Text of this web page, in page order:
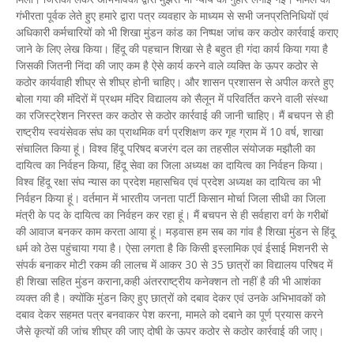
गंभीरता पूर्वक लेते हुए हमारे द्वारा पत्र व्यवहार के माध्यम से सभी जनप्रतिनिधियों एवं
अधिकारी कर्मचारियों को भी शिखा मुंडन कांड का निष्पक्ष जांच कर कठोर कार्रवाई कराए
जाने के लिए लेख किया। हिंदू की पहचान शिखा से है बहुत ही गंदा कार्य किया गया है
जिसकी जितनी निंदा की जाए कम है ऐसे कार्य करने वाले व्यक्ति के ऊपर कठोर से
कठोर कार्यवाही शीघ्र से शीघ्र होनी चाहिए। और शासन प्रशासन से अपील करते हुए
बोला गया की मंदिरों में प्रथम मंदिर विद्यालय को सैलून में परिवर्तित करने वाली संस्था
का रजिस्ट्रेशन निरस्त कर कठोर से कठोर कार्रवाई की जानी चाहिए। मैं बचपन से ही
राष्ट्रीय स्वयंसेवक संघ का प्राथमिक वर्ग प्रशिक्षण कर गृह ग्राम में 10 वर्ष, शाखा
संचालित किया हूं। विश्व हिंदू परिषद बजरंग दल का तहसील संयोजक मझौली का
दायित्व का निर्वहन किया, हिंदू सेवा का जिला अध्यक्ष का दायित्व का निर्वहन किया।
विश्व हिंदू रक्षा संघ न्यास का प्रदेश महासचिव एवं प्रदेश अध्यक्ष का दायित्व का भी
निर्वहन किया हूं। वर्तमान में भारतीय जनता पार्टी किसान मोर्चा जिला सीधी का जिला
मंत्री के पद के दायित्व का निर्वहन कर रहा हूं। मैं बचपन से ही सर्वहारा वर्ग के गरीबों
की आवाज बनकर काम करता आया हूं। मड़वास हम सब का गांव है शिखा मुंडन से हिंदू
धर्म को ठेस पहुंचाया गया है। ऐसा लगता है कि किसी इस्लामिक एवं ईसाई मिशनरी से
संपर्क बनाकर मोटी रकम की लालच में आकर 30 से 35 छात्रों का विद्यालय परिषद में
ही शिखा सहित मुंडन कराना,कही अंतरराष्ट्रीय कनेक्शन तो नहीं है की भी आशंका
व्यक्त की है। क्योंकि मुंडन किए हुए छात्रों को दबाव देकर एवं उनके अभिभावकों को
दबाव देकर सहमत पत्र बनवाकर पेश करना, मामले को दबाने का पूर्ण प्रयास करने
जैसे कृत्यों की जांच शीघ्र की जाए दोषी के ऊपर कठोर से कठोर कार्रवाई की जाए।